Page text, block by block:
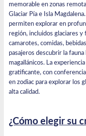
memorable en zonas
Glaciar Pía e Isla
permiten explorar en
región, incluidos glaciares
camarotes, comidas,
pasajeros descubrir la
magallánicos. La
gratificante, con
en zodiac para explorar los
alta calidad.
¿Cómo elegir su